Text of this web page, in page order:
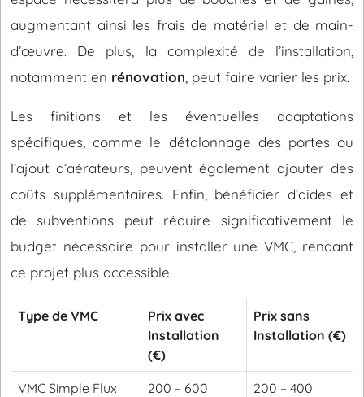
augmentant ainsi les frais de matériel et de main-
d’œuvre. De plus, la complexité de l’installation,
notamment en rénovation , peut faire varier les prix.
Les finitions et les éventuelles adaptations
spécifiques, comme le détalonnage des portes ou
l’ajout d’aérateurs, peuvent également ajouter des
coûts supplémentaires. Enfin, bénéficier d’aides et
de subventions peut réduire significativement le
budget nécessaire pour installer une VMC, rendant
ce projet plus accessible.
Type de VMC
Prix avec
Installation
(€)
Prix sans
Installation (€)
VMC Simple Flux
200 – 600 200 – 400